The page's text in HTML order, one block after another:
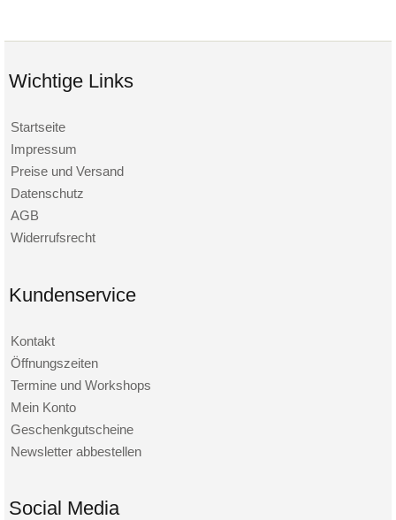
Wichtige Links
Startseite
Impressum
Preise und Versand
Datenschutz
AGB
Widerrufsrecht
Kundenservice
Kontakt
Öffnungszeiten
Termine und Workshops
Mein Konto
Geschenkgutscheine
Newsletter abbestellen
Social Media